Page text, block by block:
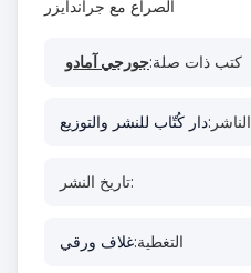
الصراع مع جراندايزر
كتب ذات صلة:جورجي آمادو
الناشر:دار كُتّاب للنشر والتوزيع
تاريخ النشر:
التغطية:غلاف ورقي